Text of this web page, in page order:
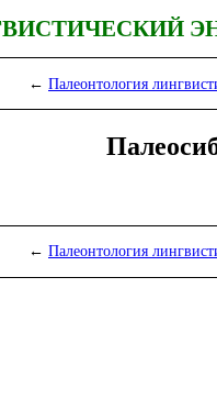
← Палеонтология
← Палеонтология